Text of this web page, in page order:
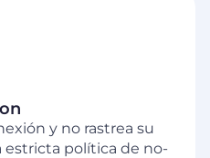
y no rastrea su
estricta política de no-